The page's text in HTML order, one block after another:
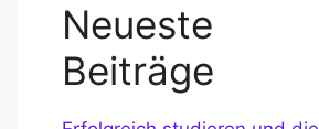
Neueste
Beiträge